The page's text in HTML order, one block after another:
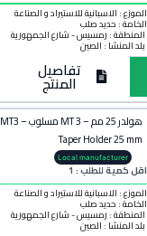
الموزع : الاسبانية للاستيراد و الصناعة
الخامة : حديد صلب
المنطقة : رمسيس - شارع الجمهورية
بلد المنشأ :الصين
تفاصيل
المنتج
هولدر 25 مم – 3 MT مسلوب – MT3
Taper Holder 25 mm
Local manufacturer
اقل كمية للطلب : 1
الموزع : الاسبانية للاستيراد و الصناعة
الخامة : حديد صلب
المنطقة : رمسيس - شارع الجمهورية
بلد المنشأ : الصين